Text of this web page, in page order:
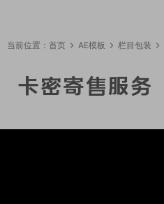
当前位置： 首页 AE模板 栏目包装